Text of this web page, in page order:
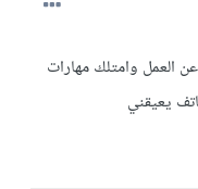
العمل وامتلك مهارات
يعيقني